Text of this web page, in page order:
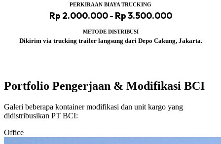
PERKIRAAN BIAYA TRUCKING
Rp 2.000.000 - Rp 3.500.000
METODE DISTRIBUSI
Dikirim via trucking trailer langsung dari Depo Cakung, Jakarta.
Portfolio Pengerjaan & Modifikasi BCI
Galeri beberapa kontainer modifikasi dan unit kargo yang
didistribusikan PT BCI:
Office